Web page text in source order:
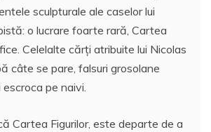
sculpturale ale caselor lui
o lucrare foarte rară, Cartea
Celelalte cărţi atribuite lui Nicolas
câte se pare, falsuri grosolane
pe naivi.
Cartea Figurilor, este departe de a